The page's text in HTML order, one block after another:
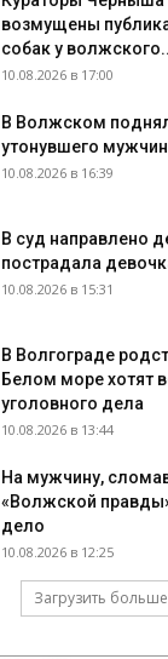
возмущены
собак у
10.08.2026 в 17:00
В Волжском
утонувшего
10.08.2026 в 16:39
В суд направлено
пострадала
10.08.2026 в 15:31
В Волгограде
Белом море хотят
уголовного дела
10.08.2026 в 13:44
На мужчину,
«Волжской
дело
10.08.2026 в 12:25
Загрузить больше